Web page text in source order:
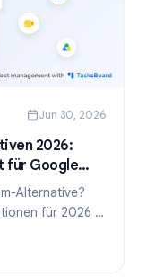
Jun 30, 2026
2026:
für Google
Alternative?
für 2026 –
2026: